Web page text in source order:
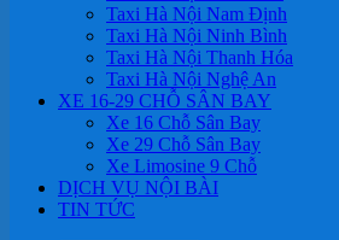
Taxi Hà Nội Nam Định
Taxi Hà Nội Ninh Bình
Taxi Hà Nội Thanh Hóa
Taxi Hà Nội Nghệ An
XE 16-29 CHỖ SÂN BAY
Xe 16 Chỗ Sân Bay
Xe 29 Chỗ Sân Bay
Xe Limosine 9 Chỗ
DỊCH VỤ NỘI BÀI
TIN TỨC